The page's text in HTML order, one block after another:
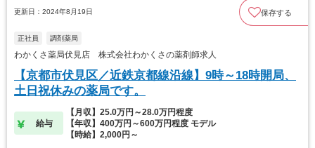
更新日：2024年8月19日 保存する
正社員 調剤薬局
わかくさ薬局伏見店 株式会社わかくさの薬剤師求人
【京都市伏見区／近鉄京都線沿線】9時～18時開局、
土日祝休みの薬局です。
給与
【月収】25.0万円～28.0万円程度
【年収】400万円～600万円程度 モデル
【時給】2,000円～